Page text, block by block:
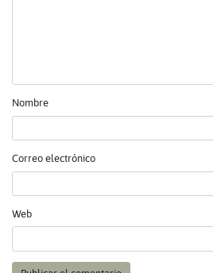
Nombre
Correo electrónico
Web